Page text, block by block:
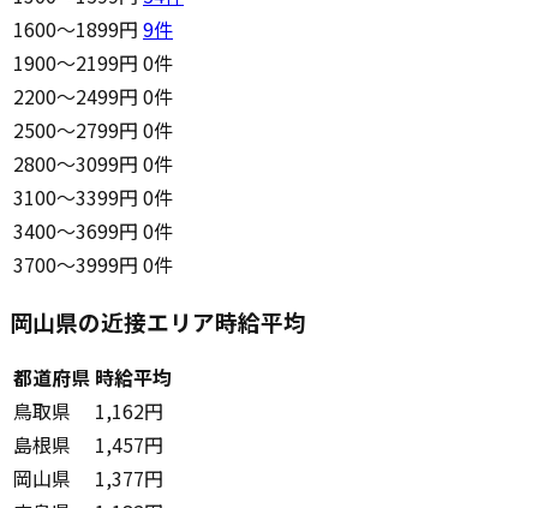
1600〜1899円 9件
1900〜2199円 0件
2200〜2499円 0件
2500〜2799円 0件
2800〜3099円 0件
3100〜3399円 0件
3400〜3699円 0件
3700〜3999円 0件
岡山県の近接エリア時給平均
都道府県 時給平均
鳥取県
1,162円
島根県
1,457円
岡山県
1,377円